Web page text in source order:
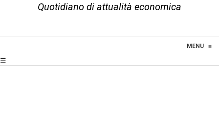
Quotidiano di attualità economica
MENU ≡
☰